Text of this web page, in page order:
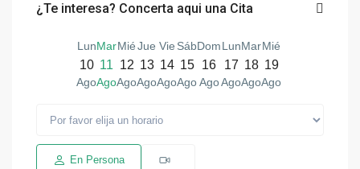
¿Te interesa? Concerta aqui una Cita
Lun
10
Ago
Mar
11
Ago
Mié
12
Ago
Jue
13
Ago
Vie
14
Ago
Sáb
15
Ago
Dom
16
Ago
Lun
17
Ago
Mar
18
Ago
Mié
19
Ago
En Persona